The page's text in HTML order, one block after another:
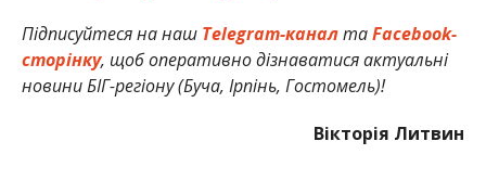
Підписуйтеся на наш Telegram-каналтаFacebook-
сторінку, щоб оперативно дізнаватися актуальні
новини БІГ-регіону (Буча, Ірпінь, Гостомель)!
Вікторія Литвин